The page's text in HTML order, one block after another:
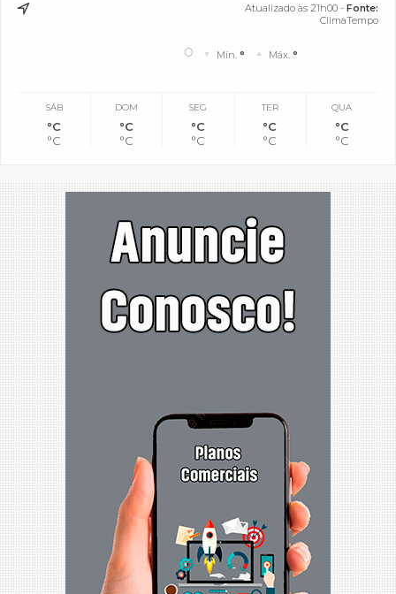
Atualizado às 21h00 - Fonte:
ClimaTempo
° Mín.° Máx.°
SÁB
°C
°C
DOM
°C
°C
SEG
°C
°C
TER
°C
°C
QUA
°C
°C